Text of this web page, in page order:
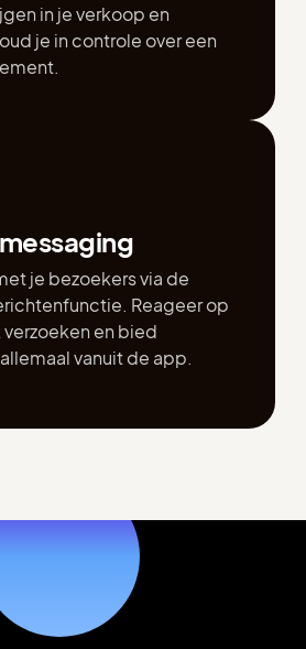
in je verkoop en
je in controle over een
je bezoekers via de
Reageer op
en bied
vanuit de app.